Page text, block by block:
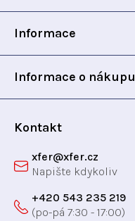
p
Informace
Informace o nákupu
Kontakt
xfer@xfer.cz
+420 543 235 219